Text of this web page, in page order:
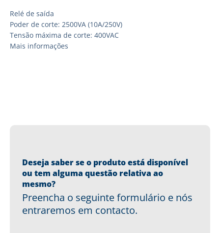
Relé de saída
Poder de corte: 2500VA (10A/250V)
Tensão máxima de corte: 400VAC
Mais informações
Deseja saber se o produto está disponível
ou tem alguma questão relativa ao
mesmo?
Preencha o seguinte formulário e nós
entraremos em contacto.